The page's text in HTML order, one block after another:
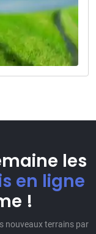
les
en ligne
!
nouveaux terrains par